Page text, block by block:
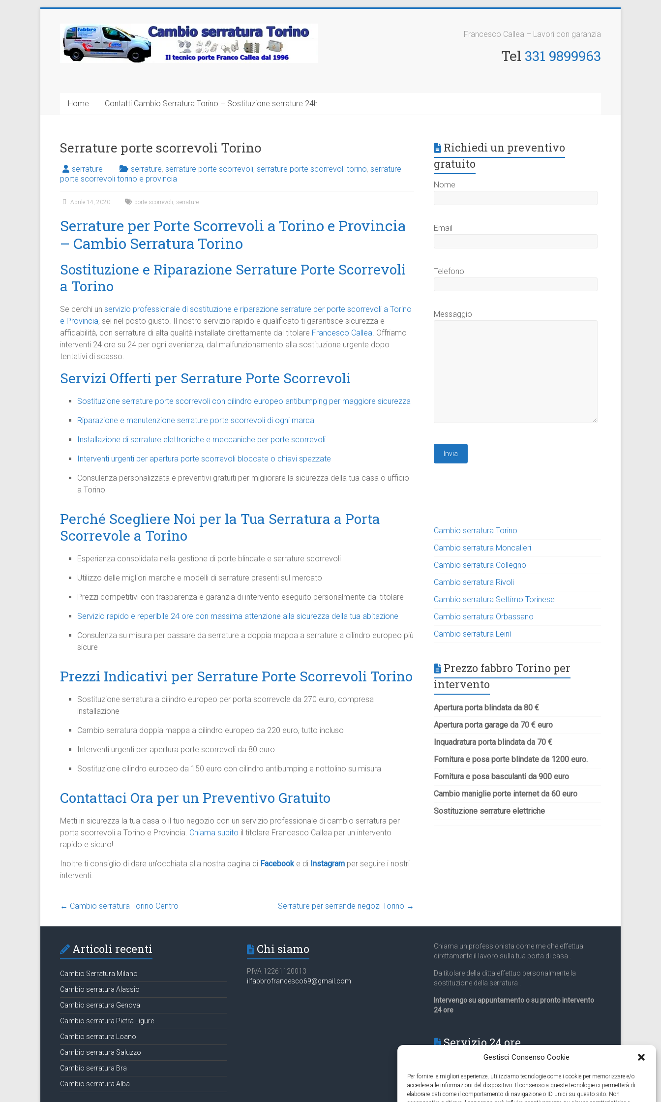
Gestisci Consenso Cookie
Per fornire le migliori esperienze, utilizziamo tecnologie come i cookie per memorizzare e/o
accedere alle informazioni del dispositivo. Il consenso a queste tecnologie ci permetterà di
elaborare dati come il comportamento di navigazione o ID unici su questo sito. Non
contenutoCambio
Serratura
Francesco Callea – Lavori con garanzia
Tel 331 9899963
Home Contatti Cambio Serratura Torino – Sostituzione serrature 24h
Serrature porte scorrevoli Torino
serrature serrature, serrature porte scorrevoli, serrature porte scorrevoli torino, serrature
porte scorrevoli torino e provincia
Aprile 14, 2020 porte scorrevoli, serrature
Serrature per Porte Scorrevoli a Torino e Provincia
– Cambio Serratura Torino
Sostituzione e Riparazione Serrature Porte Scorrevoli
a Torino
Se cerchi un servizio professionale di sostituzione e riparazione serrature per porte scorrevoli a Torino
e Provincia, sei nel posto giusto. Il nostro servizio rapido e qualificato ti garantisce sicurezza e
affidabilità, con serrature di alta qualità installate direttamente dal titolare Francesco Callea. Offriamo
interventi 24 ore su 24 per ogni evenienza, dal malfunzionamento alla sostituzione urgente dopo
tentativi di scasso.
Servizi Offerti per Serrature Porte Scorrevoli
Sostituzione serrature porte scorrevoli con cilindro europeo antibumping per maggiore sicurezza
Riparazione e manutenzione serrature porte scorrevoli di ogni marca
Installazione di serrature elettroniche e meccaniche per porte scorrevoli
Interventi urgenti per apertura porte scorrevoli bloccate o chiavi spezzate
Consulenza personalizzata e preventivi gratuiti per migliorare la sicurezza della tua casa o ufficio
a Torino
Perché Scegliere Noi per la Tua Serratura a Porta
Scorrevole a Torino
Esperienza consolidata nella gestione di porte blindate e serrature scorrevoli
Utilizzo delle migliori marche e modelli di serrature presenti sul mercato
Prezzi competitivi con trasparenza e garanzia di intervento eseguito personalmente dal titolare
Servizio rapido e reperibile 24 ore con massima attenzione alla sicurezza della tua abitazione
Consulenza su misura per passare da serrature a doppia mappa a serrature a cilindro europeo più
sicure
Prezzi Indicativi per Serrature Porte Scorrevoli Torino
Sostituzione serratura a cilindro europeo per porta scorrevole da 270 euro, compresa
installazione
Cambio serratura doppia mappa a cilindro europeo da 220 euro, tutto incluso
Interventi urgenti per apertura porte scorrevoli da 80 euro
Sostituzione cilindro europeo da 150 euro con cilindro antibumping e nottolino su misura
Contattaci Ora per un Preventivo Gratuito
Metti in sicurezza la tua casa o il tuo negozio con un servizio professionale di cambio serratura per
porte scorrevoli a Torino e Provincia. Chiama subito il titolare Francesco Callea per un intervento
rapido e sicuro!
Inoltre ti consiglio di dare un’occhiata alla nostra pagina di Facebook e di Instagram per seguire i nostri
interventi.
← Cambio serratura Torino Centro Serrature per serrande negozi Torino →
Richiedi un preventivo
gratuito
Nome
Email
Telefono
Messaggio
Cambio serratura Torino
Cambio serratura Moncalieri
Cambio serratura Collegno
Cambio serratura Rivoli
Cambio serratura Settimo Torinese
Cambio serratura Orbassano
Cambio serratura Leinì
Prezzo fabbro Torino per
intervento
Apertura porta blindata da 80 €
Apertura porta garage da 70 € euro
Inquadratura porta blindata da 70 €
Fornitura e posa porte blindate da 1200 euro.
Fornitura e posa basculanti da 900 euro
Cambio maniglie porte internet da 60 euro
Sostituzione serrature elettriche
Articoli recenti
Cambio Serratura Milano
Cambio serratura Alassio
Cambio serratura Genova
Cambio serratura Pietra Ligure
Cambio serratura Loano
Cambio serratura Saluzzo
Cambio serratura Bra
Cambio serratura Alba
Chi siamo
P.IVA 12261120013
ilfabbrofrancesco69@gmail.com
Chiama un professionista come me che effettua
direttamente il lavoro sulla tua porta di casa .
Da titolare della ditta effettuo personalmente la
sostituzione della serratura .
Intervengo su appuntamento o su pronto intervento
24 ore
Servizio 24 ore
Eseguiamo anche lavori di apertura porte pronto
intervento 24 ore